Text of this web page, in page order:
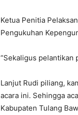
Ketua Penitia
Pengukuhan
“Sekaligus pelantikan
Lanjut Rudi piliang,
acara ini. Sehingga
Kabupaten Tulang